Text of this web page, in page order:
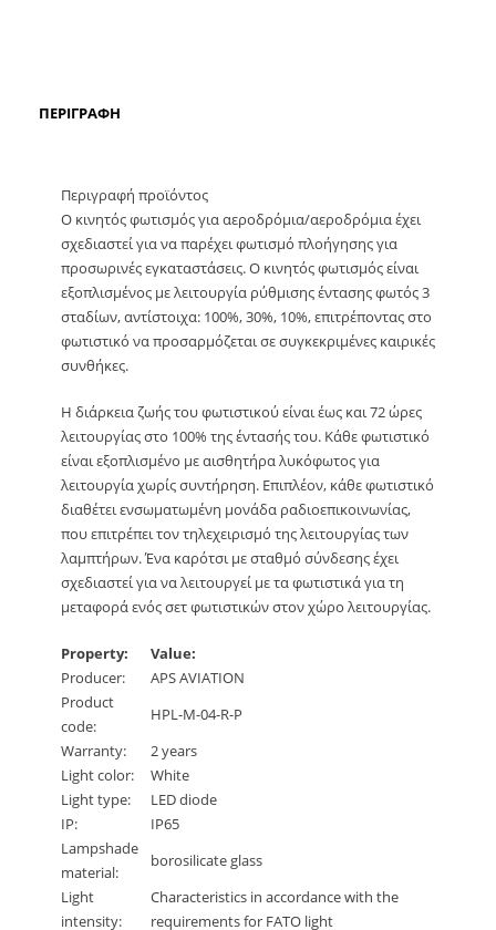
ΠΕΡΙΓΡΑΦΉ
Περιγραφή προϊόντος
Ο κινητός φωτισμός για αεροδρόμια/αεροδρόμια έχει
σχεδιαστεί για να παρέχει φωτισμό πλοήγησης για
προσωρινές εγκαταστάσεις. Ο κινητός φωτισμός είναι
εξοπλισμένος με λειτουργία ρύθμισης έντασης φωτός 3
σταδίων, αντίστοιχα: 100%, 30%, 10%, επιτρέποντας στο
φωτιστικό να προσαρμόζεται σε συγκεκριμένες καιρικές
συνθήκες.
Η διάρκεια ζωής του φωτιστικού είναι έως και 72 ώρες
λειτουργίας στο 100% της έντασής του. Κάθε φωτιστικό
είναι εξοπλισμένο με αισθητήρα λυκόφωτος για
λειτουργία χωρίς συντήρηση. Επιπλέον, κάθε φωτιστικό
διαθέτει ενσωματωμένη μονάδα ραδιοεπικοινωνίας,
που επιτρέπει τον τηλεχειρισμό της λειτουργίας των
λαμπτήρων. Ένα καρότσι με σταθμό σύνδεσης έχει
σχεδιαστεί για να λειτουργεί με τα φωτιστικά για τη
μεταφορά ενός σετ φωτιστικών στον χώρο λειτουργίας.
Property:
Value:
Producer:
APS AVIATION
Product
code:
HPL-M-04-R-P
Warranty:
2 years
Light color:
White
Light type:
LED diode
IP:
IP65
Lampshade
material:
borosilicate glass
Light
intensity:
Characteristics in accordance with the
requirements for FATO light